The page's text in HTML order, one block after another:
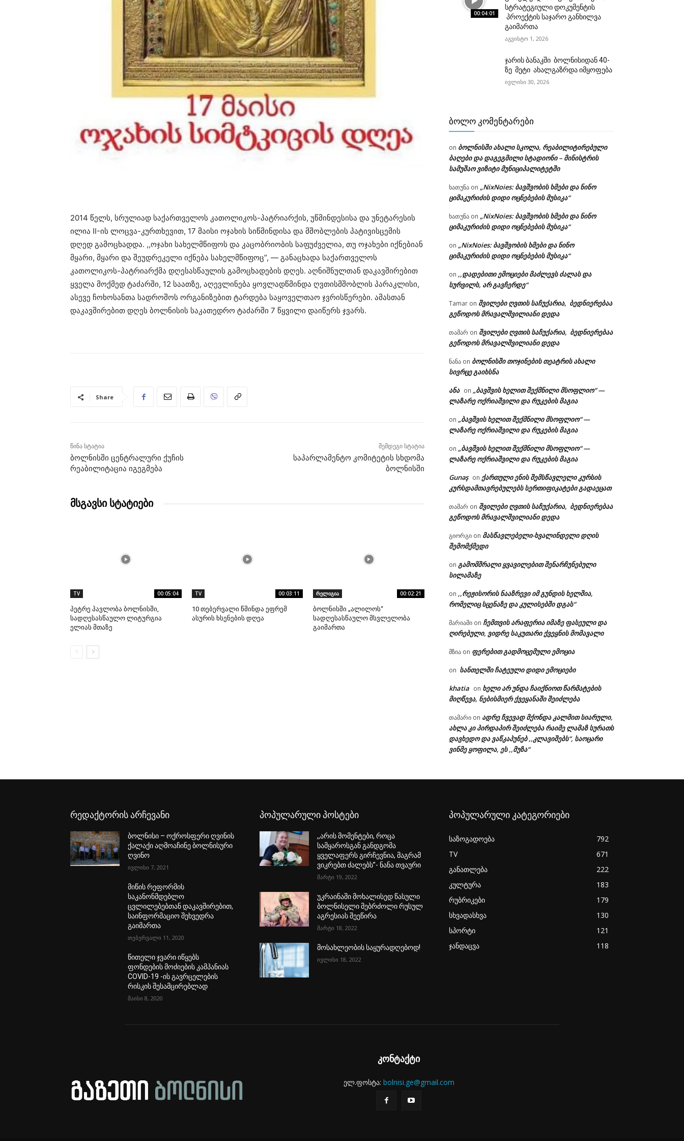
2014 წელს, სრულიად საქართველოს კათოლიკოს-პატრიარქის, უწმინდესისა და უნეტარესის
ილია II-ის ლოცვა-კურთხევით, 17 მაისი ოჯახის სიწმინდისა და მშობლების პატივისცემის
დღედ გამოცხადდა. ,,ოჯახი სახელმწიფოს და კაცობრიობის საფუძველია, თუ ოჯახები იქნებიან
მყარი, მყარი და შეუდრეკელი იქნება სახელმწიფოც”, — განაცხადა საქართველოს
კათოლიკოს-პატრიარქმა დღესასწაულის გამოცხადების დღეს. აღნიშნულთან დაკავშირებით
ყველა მოქმედ ტაძარში, 12 საათზე, აღევლინება ყოვლადწმინდა ღვთისმშობლის პარაკლისი,
ასევე ჩოხოსანთა სადროშოს ორგანიზებით ტარდება საყოველთაო ჯვრისწერები. ამასთან
დაკავშირებით დღეს ბოლნისის საკათედრო ტაძარში 7 წყვილი დაიწერს ჯვარს.
Share
წინა სტატია
ბოლნისში ცენტრალური ქუჩის
რეაბილიტაცია იგეგმება
შემდეგი სტატია
საპარლამენტო კომიტეტის სხდომა
ბოლნისში
მსგავსი სტატიები
TV 00:05:04
პეტრე პავლობა ბოლნისში,
სადღესასწაულო ლიტურგია
ელიას მთაზე
TV 00:03:11
10 თებერვალი წმინდა ეფრემ
ასურის ხსენების დღეა
რელიგია 00:02:21
ბოლნისში „ალილოს“
სადღესასწაულო მსვლელობა
გაიმართა
00:04:01
სტრატეგიული დოკუმენტის
პროექტის საჯარო განხილვა
გაიმართა
აგვისტო 1, 2026
ჯარის ბანაკში ბოლნისიდან 40-
ზე მეტი ახალგაზრდა იმყოფება
ივლისი 30, 2026
ᲑᲝᲚᲝ ᲙᲝᲛᲔᲜᲢᲐᲠᲔᲑᲘ
on ბოლნისში ახალი სკოლა, რეაბილიტირებული
ბაღები და დაგეგმილი სტადიონი – მინისტრის
სამუშაო ვიზიტი მუნიციპალიტეტში
ხათუნა on „NixNoies: ბავშვობის ხმები და ნინო
ციმაკურიძის დიდი ოცნებების მუსიკა“
ხათუნა on „NixNoies: ბავშვობის ხმები და ნინო
ციმაკურიძის დიდი ოცნებების მუსიკა“
on „NixNoies: ბავშვობის ხმები და ნინო
ციმაკურიძის დიდი ოცნებების მუსიკა“
on ,,დადებითი ემოციები მაძლევს ძალას და
სურვილს, არ გავჩერდე“
Tamar on შვილები ღვთის საჩუქარია, ბედნიერებაა
გეწოდოს მრავალშვილიანი დედა
თამარ on შვილები ღვთის საჩუქარია, ბედნიერებაა
გეწოდოს მრავალშვილიანი დედა
ნანა on ბოლნისში თოჯინების თეატრის ახალი
სივრცე გაიხსნა
ანა on „ბავშვის ხელით შექმნილი მსოფლიო“ —
ლაზარე ოქრიაშვილი და რუკების მაგია
on „ბავშვის ხელით შექმნილი მსოფლიო“ —
ლაზარე ოქრიაშვილი და რუკების მაგია
on „ბავშვის ხელით შექმნილი მსოფლიო“ —
ლაზარე ოქრიაშვილი და რუკების მაგია
Gunəş on ქართული ენის შემსწავლელი კურსის
კურსდამთავრებულებს სერთიფიკატები გადაეცათ
თამარ on შვილები ღვთის საჩუქარია, ბედნიერებაა
გეწოდოს მრავალშვილიანი დედა
გიორგი on მასწავლებელი-ხვალინდელი დღის
შემომქმედი
on გამომშრალი ყვავილებით შენარჩუნებული
სილამაზე
on ,,რეჟისორის ნააზრევი იმ გუნდის ხელშია,
რომელიც სცენაზე და კულისებში დგას“
მარიამი on ჩემთვის არაფერია იმაზე ფასეული და
ღირებული, ვიდრე საკუთარი ქვეყნის მომავალი
მზია on ფერებით გადმოცემული ემოცია
on სანთელში ჩატეული დიდი ემოციები
khatia on ხელი არ უნდა ჩაიქნიოთ წარმატების
მიღწევა, ნებისმიერ ქვეყანაში შეიძლება
თამარი on ადრე ჩვევად მქონდა კალმით სიარული,
ახლა კი პირდაპირ შეიძლება რაიმე ლამაზ სურათს
დავხედო და ვაწკაპუნებ ,,კლავიშებს“, საოცარი
ვინმე ყოფილა, ეს ,,მუზა“
რედაქტორის არჩევანი
ბოლნისი – ოქროსფერი ღვინის
ქალაქი აღმოაჩინე ბოლნისური
ღვინო
ივლისი 7, 2021
მიწის რეფორმის
საკანონმდებლო
ცვლილებებთან დაკავშირებით,
საინფორმაციო შეხვედრა
გაიმართა
თებერვალი 11, 2020
წითელი ჯვარი იწყებს
ფონდების მოძიების კამპანიას
COVID-19 -ის გავრცელების
რისკის შესამცირებლად
მაისი 8, 2020
პოპულარული პოსტები
,,არის მომენტები, როცა
სამყაროსგან განდგომა
ყველაფერს გირჩევნია, მაგრამ
ვიკრებთ ძალებს”- ნანა თვაური
მარტი 19, 2022
უკრაინაში მოხალისედ წასული
ბოლნისელი მებრძოლი რუსულ
აგრესიას შეეწირა
მარტი 18, 2022
მოსახლეობის საყურადღებოდ!
ივლისი 18, 2022
პოპულარული კატეგორიები
საზოგადოება
792
TV
671
განათლება
222
კულტურა
183
რუბრიკები
179
სხვადასხვა
130
სპორტი
121
ჯანდაცვა
118
კონტაქტი
ელ.ფოსტა: bolnisi.ge@gmail.com